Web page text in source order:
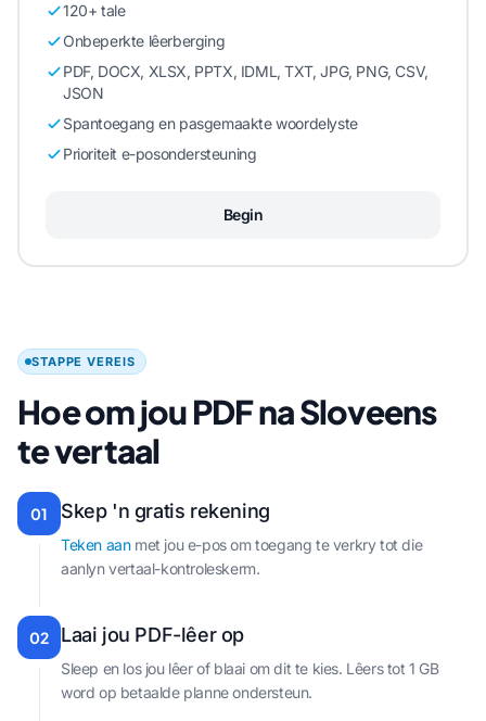
120+ tale
Onbeperkte lêerberging
PDF, DOCX, XLSX, PPTX, IDML, TXT, JPG, PNG, CSV,
JSON
Spantoegang en pasgemaakte woordelyste
Prioriteit e-posondersteuning
Begin
STAPPE VEREIS
Hoe om jou PDF na Sloveens
te vertaal
01 Skep 'n gratis rekening
Teken aanmet jou e-pos om toegang te verkry tot die
aanlyn vertaal-kontroleskerm.
02 Laai jou PDF-lêer op
Sleep en los jou lêer of blaai om dit te kies. Lêers tot 1 GB
word op betaalde planne ondersteun.